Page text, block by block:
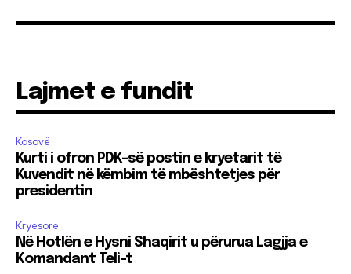
Lajmet e fundit
Kosovë
Kurti i ofron PDK-së postin e kryetarit të
Kuvendit në këmbim të mbështetjes për
presidentin
Kryesore
Në Hotlën e Hysni Shaqirit u përurua Lagjja e
Komandant Teli-t